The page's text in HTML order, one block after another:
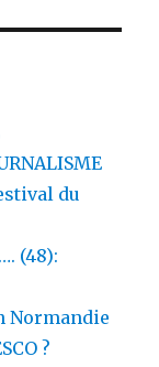
du
(48):
Normandie
?